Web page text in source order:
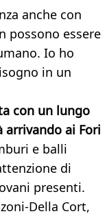
anche con
possono essere
Io ho
in un
con un lungo
ai Fori
e balli
di
presenti.
Della Cort,